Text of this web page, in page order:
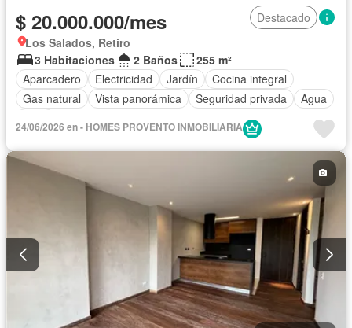
$ 20.000.000/mes
Destacado
Los Salados, Retiro
3 Habitaciones
2 Baños
255 m²
Aparcadero
Electricidad Jardín
Cocina integral
Gas natural
Vista panorámica Seguridad privada
Agua
24/06/2026 en - HOMES PROVENTO INMOBILIARIA